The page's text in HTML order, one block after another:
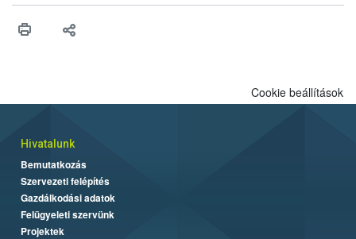
Cookie beállítások
Hivatalunk
Bemutatkozás
Szervezeti felépítés
Gazdálkodási adatok
Felügyeleti szervünk
Projektek